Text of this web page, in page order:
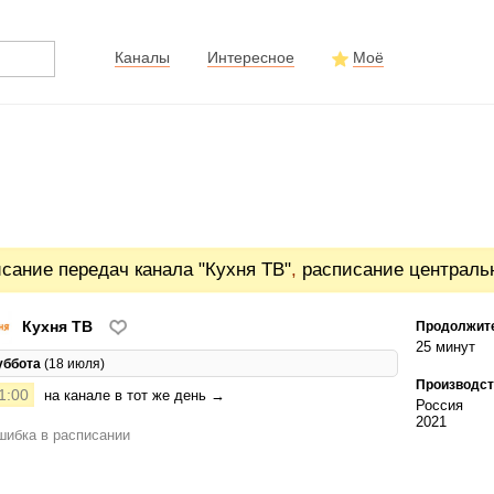
Каналы Интересное Моё
передач канала "Кухня ТВ", расписание
Кухня ТВ
(18 июля)
на канале в тот же день →
в расписании
25 минут
Россия
2021